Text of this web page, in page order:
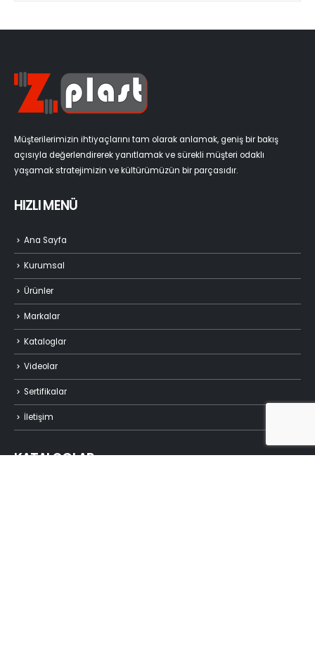
Müşterilerimizin ihtiyaçlarını tam olarak anlamak, geniş bir bakış
açısıyla değerlendirerek yanıtlamak ve sürekli müşteri odaklı
yaşamak stratejimizin ve kültürümüzün bir parçasıdır.
HIZLI MENÜ
Ana Sayfa
Kurumsal
Ürünler
Markalar
Kataloglar
Videolar
Sertifikalar
İletişim
KATALOGLAR